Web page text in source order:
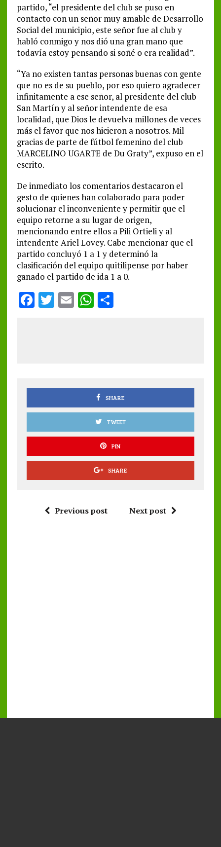
partido, “el presidente del club se puso en
contacto con un señor muy amable de Desarrollo
Social del municipio, este señor fue al club y
habló conmigo y nos dió una gran mano que
todavía estoy pensando si soñé o era realidad”.
“Ya no existen tantas personas buenas con gente
que no es de su pueblo, por eso quiero agradecer
infinitamente a ese señor, al presidente del club
San Martín y al señor intendente de esa
localidad, que Dios le devuelva millones de veces
más el favor que nos hicieron a nosotros. Mil
gracias de parte de fútbol femenino del club
MARCELINO UGARTE de Du Graty”, expuso en el
escrito.
De inmediato los comentarios destacaron el
gesto de quienes han colaborado para poder
solucionar el inconveniente y permitir que el
equipo retorne a su lugar de origen,
mencionando entre ellos a Pili Ortieli y al
intendente Ariel Lovey. Cabe mencionar que el
partido concluyó 1 a 1 y determinó la
clasificación del equipo quitilipense por haber
ganado el partido de ida 1 a 0.
F
k
T E W
p
S
SHARE
TWEET
PIN
SHARE
Previous post Next post